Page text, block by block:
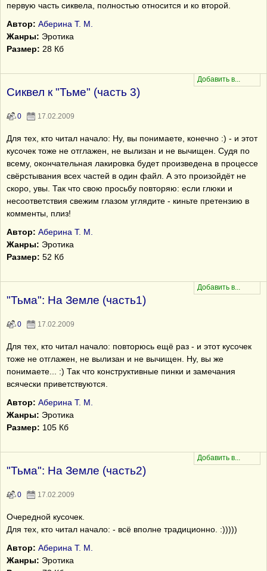
первую часть сиквела, полностью относится и ко второй.
Автор: Аберина Т. М.
Жанры: Эротика
Размер: 28 Кб
Сиквел к "Тьме" (часть 3)
0 17.02.2009
Для тех, кто читал начало: Ну, вы понимаете, конечно :) - и этот
кусочек тоже не отглажен, не вылизан и не вычищен. Судя по
всему, окончательная лакировка будет произведена в процессе
свёрстывания всех частей в один файл. А это произойдёт не
скоро, увы. Так что свою просьбу повторяю: если глюки и
несоответствия свежим глазом углядите - киньте претензию в
комменты, плиз!
Автор: Аберина Т. М.
Жанры: Эротика
Размер: 52 Кб
"Тьма": На Земле (часть1)
0 17.02.2009
Для тех, кто читал начало: повторюсь ещё раз - и этот кусочек
тоже не отглажен, не вылизан и не вычищен. Ну, вы же
понимаете... :) Так что конструктивные пинки и замечания
всячески приветствуются.
Автор: Аберина Т. М.
Жанры: Эротика
Размер: 105 Кб
"Тьма": На Земле (часть2)
0 17.02.2009
Очередной кусочек.
Для тех, кто читал начало: - всё вполне традиционно. :)))))
Автор: Аберина Т. М.
Жанры: Эротика